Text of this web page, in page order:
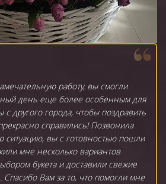
работу, вы смогли
день еще более особенным для
с другого города, чтобы поздравить
справились! Позвонила
ситуацию, вы с готовностью пошли
мне несколько вариантов
букета и доставили свежие
Вам за то, что помогли мне